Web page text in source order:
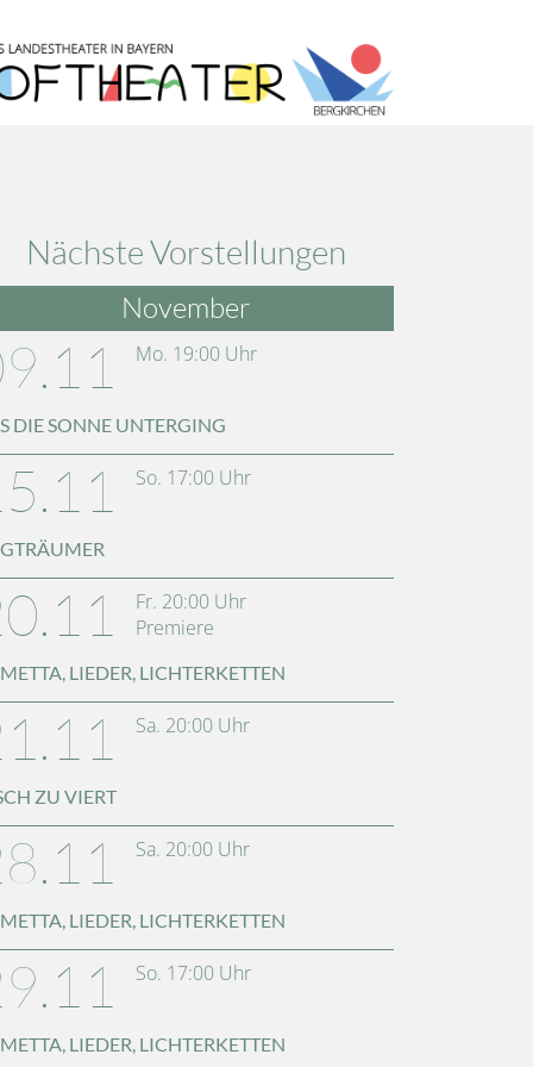
Nächste Vorstellungen
November
Mo. 19:00Uhr
DIE SONNE UNTERGING
So. 17:00Uhr
Fr. 20:00Uhr
Premiere
LIEDER, LICHTERKETTEN
Sa. 20:00Uhr
ZU VIERT
Sa. 20:00Uhr
LIEDER, LICHTERKETTEN
So. 17:00Uhr
LIEDER, LICHTERKETTEN